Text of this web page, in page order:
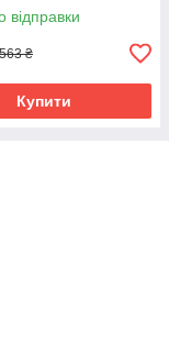
відправки
563 ₴
Купити